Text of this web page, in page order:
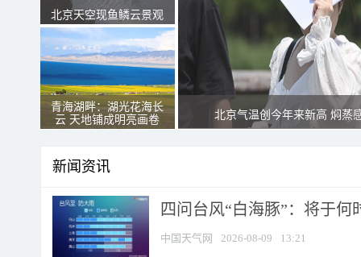
北京天空现鱼鳞云景观
青海湖畔：湖光花海长
云 天地铺成明亮画卷
北京气温创今年来新高 焖蒸
新闻资讯
四问台风“白海豚”：将于
中国天气网 2026-08-09 13:21